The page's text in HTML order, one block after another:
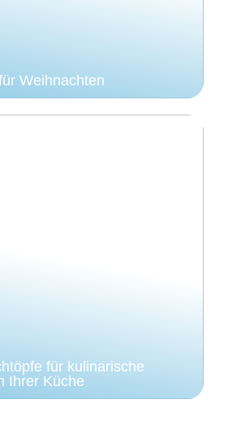
Weihnachten
für kulinarische
Ihrer Küche